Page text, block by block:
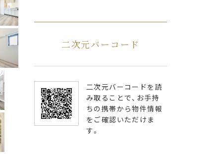
二次元バーコード
二次元バーコードを読
み取ることで、お手持
ちの携帯から物件情報
をご確認いただけま
す。